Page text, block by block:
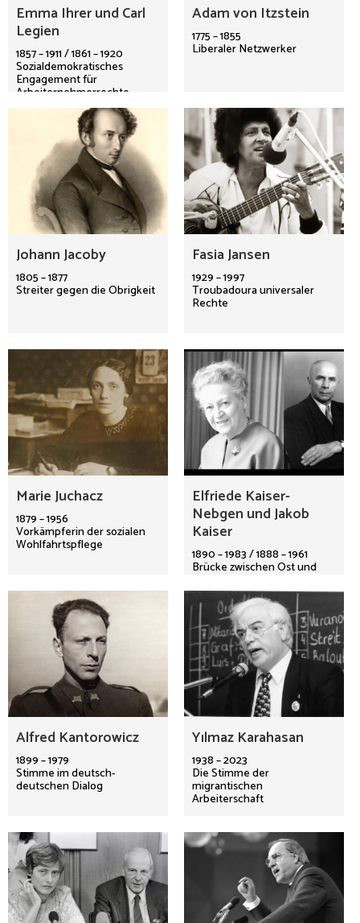
Emma Ihrer und Carl
Legien
1857 – 1911 / 1861 – 1920
Sozialdemokratisches
Engagement für
Arbeiternehmerrechte
Adam von Itzstein
1775 – 1855
Liberaler Netzwerker
Johann Jacoby
1805 – 1877
Streiter gegen die Obrigkeit
Fasia Jansen
1929 – 1997
Troubadoura universaler
Rechte
Marie Juchacz
1879 – 1956
Vorkämpferin der sozialen
Wohlfahrtspflege
Elfriede Kaiser-
Nebgen und Jakob
Kaiser
1890 – 1983 / 1888 – 1961
Brücke zwischen Ost und
Alfred Kantorowicz
1899 – 1979
Stimme im deutsch-
deutschen Dialog
Yılmaz Karahasan
1938 – 2023
Die Stimme der
migrantischen
Arbeiterschaft